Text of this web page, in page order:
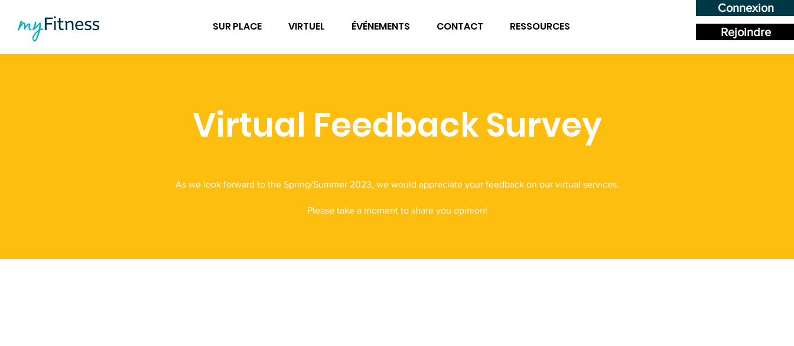
Rejoindre
Connexion
SUR PLACE VIRTUEL ÉVÉNEMENTS CONTACT RESSOURCES
Virtual Feedback Survey
As we look forward to the Spring/Summer 2023, we would appreciate your feedback on our virtual services.
Please take a moment to share you opinion!